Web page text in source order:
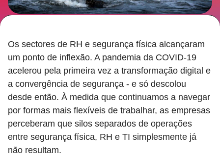
Os sectores de RH e segurança física alcançaram
um ponto de inflexão. A pandemia da COVID-19
acelerou pela primeira vez a transformação digital e
a convergência de segurança - e só descolou
desde então. À medida que continuamos a navegar
por formas mais flexíveis de trabalhar, as empresas
perceberam que silos separados de operações
entre segurança física, RH e TI simplesmente já
não resultam.